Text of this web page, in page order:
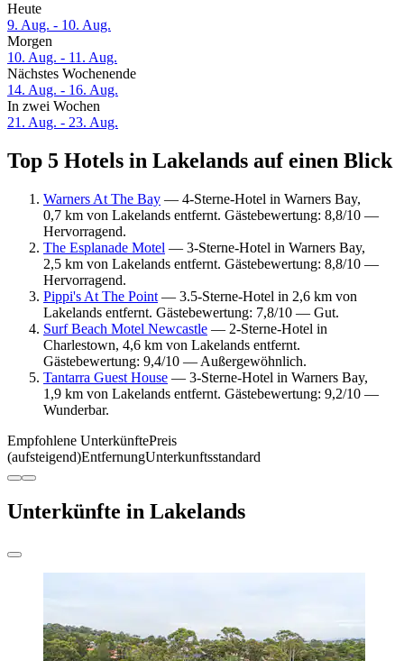
Heute
9. Aug. - 10. Aug.
Morgen
10. Aug. - 11. Aug.
Nächstes Wochenende
14. Aug. - 16. Aug.
In zwei Wochen
21. Aug. - 23. Aug.
Top 5 Hotels in Lakelands auf einen Blick
Warners At The Bay — 4-Sterne-Hotel in Warners Bay,
0,7 km von Lakelands entfernt. Gästebewertung: 8,8/10 —
Hervorragend.
The Esplanade Motel — 3-Sterne-Hotel in Warners Bay,
2,5 km von Lakelands entfernt. Gästebewertung: 8,8/10 —
Hervorragend.
Pippi's At The Point — 3.5-Sterne-Hotel in 2,6 km von
Lakelands entfernt. Gästebewertung: 7,8/10 — Gut.
Surf Beach Motel Newcastle — 2-Sterne-Hotel in
Charlestown, 4,6 km von Lakelands entfernt.
Gästebewertung: 9,4/10 — Außergewöhnlich.
Tantarra Guest House — 3-Sterne-Hotel in Warners Bay,
1,9 km von Lakelands entfernt. Gästebewertung: 9,2/10 —
Wunderbar.
Empfohlene UnterkünftePreis
(aufsteigend)EntfernungUnterkunftsstandard
Unterkünfte in Lakelands